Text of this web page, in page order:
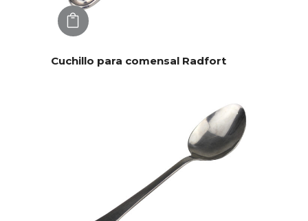
Cuchillo para comensal Radfort